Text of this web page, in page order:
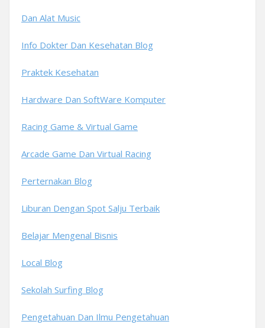
Dan Alat Music
Info Dokter Dan Kesehatan Blog
Praktek Kesehatan
Hardware Dan SoftWare Komputer
Racing Game & Virtual Game
Arcade Game Dan Virtual Racing
Perternakan Blog
Liburan Dengan Spot Salju Terbaik
Belajar Mengenal Bisnis
Local Blog
Sekolah Surfing Blog
Pengetahuan Dan Ilmu Pengetahuan